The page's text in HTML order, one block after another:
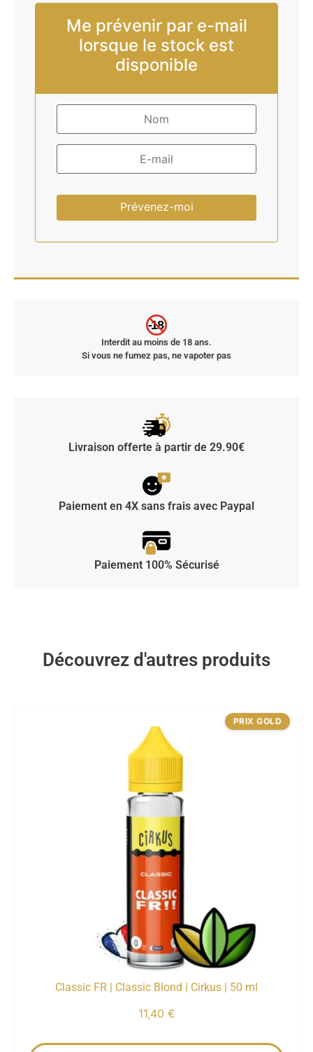
Me prévenir par e-mail
lorsque le stock est
disponible
Prévenez-moi
-18
Interdit au moins de 18 ans.
Si vous ne fumez pas, ne vapoter pas
Livraison offerte à partir de 29.90€
Paiement en 4X sans frais avec Paypal
Paiement 100% Sécurisé
Découvrez d'autres produits
Classic FR | Classic Blond | Cirkus | 50 ml
11,40 €
PRIX GOLD